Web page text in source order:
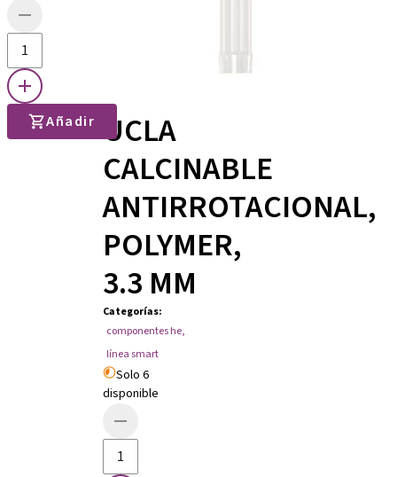
Añadir UCLA
CALCINABLE
ANTIRROTACIONAL,
POLYMER,
3.3 MM
Categorías:
componentes he,
línea smart
Solo 6
disponible